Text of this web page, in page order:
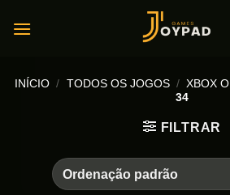
INÍCIO / TODOS OS JOGOS / XBOX
34
FILTRAR